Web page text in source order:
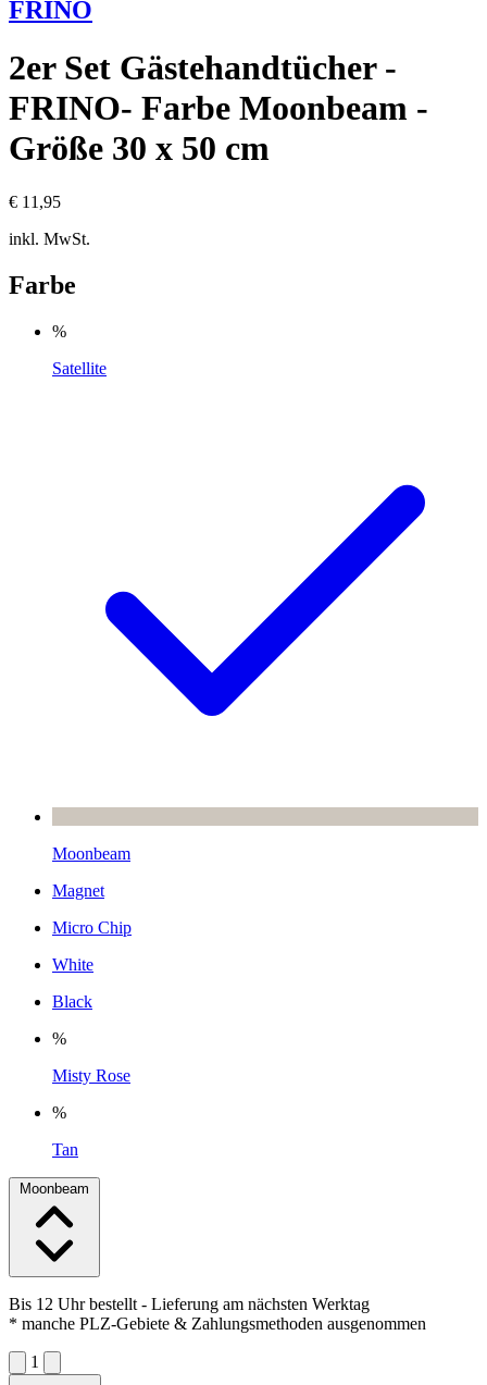
FRINO
2er Set Gästehandtücher -
FRINO- Farbe Moonbeam -
Größe 30 x 50 cm
€ 11,95
inkl. MwSt.
Farbe
%
Satellite
Moonbeam
Magnet
Micro Chip
White
Black
%
Misty Rose
%
Tan
Moonbeam
Bis 12 Uhr bestellt - Lieferung am nächsten Werktag
* manche PLZ-Gebiete & Zahlungsmethoden ausgenommen
1